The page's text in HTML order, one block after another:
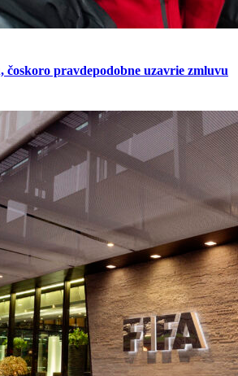
čoskoro pravdepodobne uzavrie zmluvu